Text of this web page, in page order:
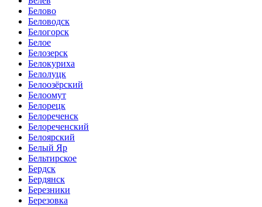
Белово
Беловодск
Белогорск
Белое
Белозерск
Белокуриха
Белолуцк
Белоозёрский
Белоомут
Белорецк
Белореченск
Белореченский
Белоярский
Белый Яр
Бельтирское
Бердск
Бердянск
Березники
Березовка